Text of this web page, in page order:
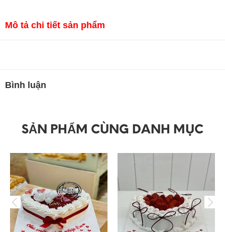
Mô tả chi tiết sản phẩm
Bình luận
SẢN PHẨM CÙNG DANH MỤC